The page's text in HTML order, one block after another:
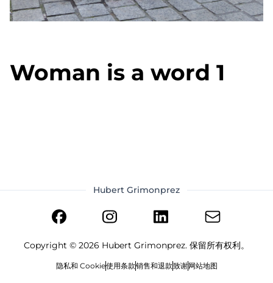
Woman is a word 1
Hubert Grimonprez
Copyright © 2026 Hubert Grimonprez. 保留所有权利。
隐私和 Cookie使用条款销售和退款致谢网站地图